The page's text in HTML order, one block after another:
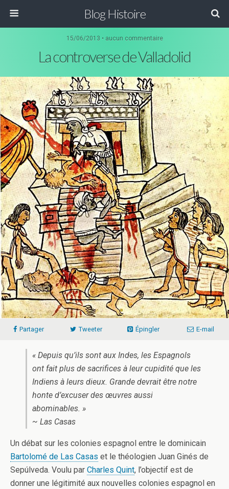
Blog Histoire
15/06/2013 • aucun commentaire
La controverse de Valladolid
Partager Tweeter Épingler E-mail
« Depuis qu’ils sont aux Indes, les Espagnols
ont fait plus de sacrifices à leur cupidité que les
Indiens à leurs dieux. Grande devrait être notre
honte d’excuser des œuvres aussi
abominables. »
~ Las Casas
Un débat sur les colonies espagnol entre le dominicain
Bartolomé de Las Casas et le théologien Juan Ginés de
Sepúlveda. Voulu par Charles Quint, l’objectif est de
donner une légitimité aux nouvelles colonies espagnol en